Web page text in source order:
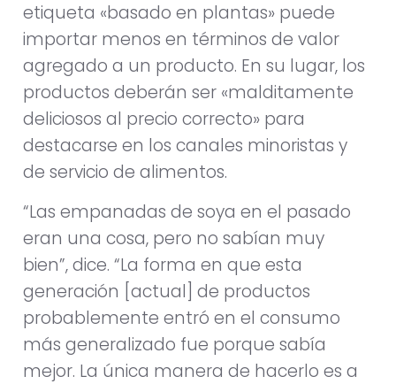
etiqueta «basado en plantas» puede
importar menos en términos de valor
agregado a un producto. En su lugar, los
productos deberán ser «malditamente
deliciosos al precio correcto» para
destacarse en los canales minoristas y
de servicio de alimentos.
“Las empanadas de soya en el pasado
eran una cosa, pero no sabían muy
bien”, dice. “La forma en que esta
generación [actual] de productos
probablemente entró en el consumo
más generalizado fue porque sabía
mejor. La única manera de hacerlo es a